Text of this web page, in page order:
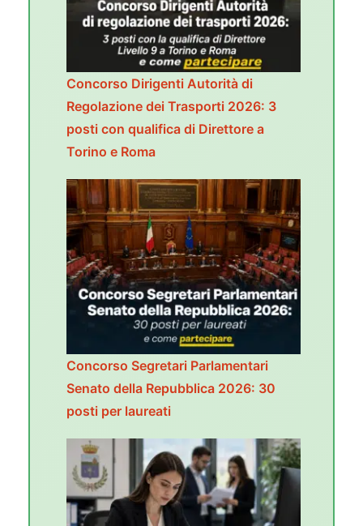
Concorso Dirigenti Autorità di
Regolazione dei Trasporti 2026: 3
posti con qualifica di Direttore a
Torino e Roma
Concorso Segretari Parlamentari
Senato della Repubblica 2026: 30
posti per laureati